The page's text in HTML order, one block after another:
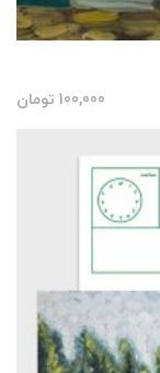
100,000 تومان